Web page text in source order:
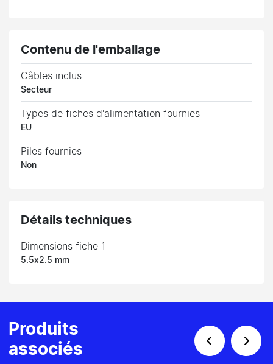
Contenu de l'emballage
Câbles inclus
Secteur
Types de fiches d'alimentation fournies
EU
Piles fournies
Non
Détails techniques
Dimensions fiche 1
5.5x2.5 mm
Produits
associés